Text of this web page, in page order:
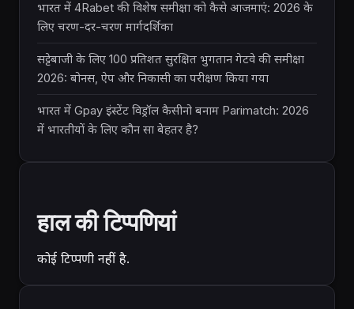
भारत में 4Rabet की विशेष समीक्षा को कैसे आजमाएं: 2026 के
लिए चरण-दर-चरण मार्गदर्शिका
सट्टेबाजी के लिए 100 प्रतिशत सुरक्षित भुगतान गेटवे की समीक्षा
2026: बोनस, ऐप और निकासी का परीक्षण किया गया
भारत में Gpay इंस्टेंट विड्रॉल कैसीनो बनाम Parimatch: 2026
में भारतीयों के लिए कौन सा बेहतर है?
हाल की टिप्पणियां
कोई टिप्पणी नहीं है.